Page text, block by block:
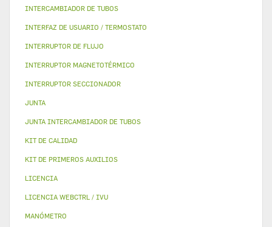
INTERCAMBIADOR DE TUBOS
INTERFAZ DE USUARIO / TERMOSTATO
INTERRUPTOR DE FLUJO
INTERRUPTOR MAGNETOTÉRMICO
INTERRUPTOR SECCIONADOR
JUNTA
JUNTA INTERCAMBIADOR DE TUBOS
KIT DE CALIDAD
KIT DE PRIMEROS AUXILIOS
LICENCIA
LICENCIA WEBCTRL / IVU
MANÓMETRO